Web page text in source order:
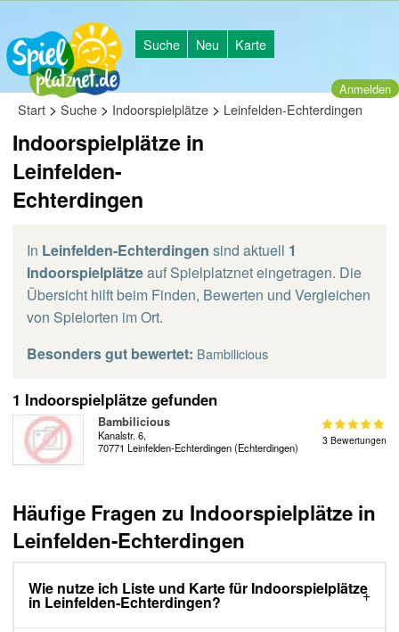
Suche Neu Karte
Anmelden
Start > Suche > Indoorspielplätze > Leinfelden-Echterdingen
Indoorspielplätze in
Leinfelden-
Echterdingen
In Leinfelden-Echterdingen sind aktuell 1
Indoorspielplätzeauf Spielplatznet eingetragen. Die
Übersicht hilft beim Finden, Bewerten und Vergleichen
von Spielorten im Ort.
Besonders gut bewertet: Bambilicious
1 Indoorspielplätze gefunden
Bambilicious
Kanalstr. 6,
70771 Leinfelden-Echterdingen (Echterdingen)
3 Bewertungen
Häufige Fragen zu Indoorspielplätze in
Leinfelden-Echterdingen
Wie nutze ich Liste und Karte für Indoorspielplätze
in Leinfelden-Echterdingen?